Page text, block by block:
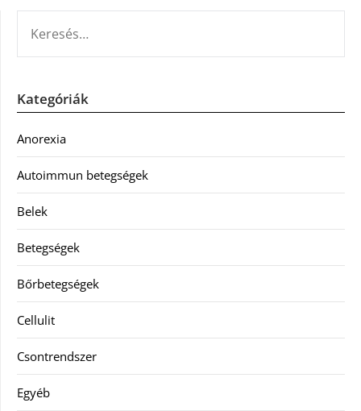
Kategóriák
Anorexia
Autoimmun betegségek
Belek
Betegségek
Bőrbetegségek
Cellulit
Csontrendszer
Egyéb